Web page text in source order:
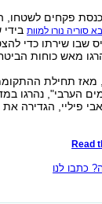
פקחים לשטחו,
בידי
שבו שירתו כדי
מאז תחילת
פיליי, הגדירה
Read
כתבו לנו